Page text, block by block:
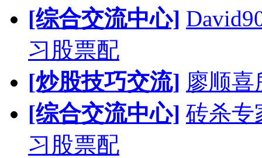
[综合交流中心]
习股票配
[炒股技巧交流] 廖顺
[综合交流中心] 砖杀专
习股票配